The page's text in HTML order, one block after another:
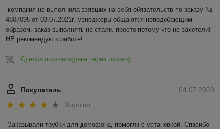
компания не выполнила взявших на себя обязательств по заказу №
4807095 от 03.07.2021г, менеджеры общаются неподобающим
образом, заказ выполнять не стали, просто потому что не захотели!
НЕ рекомендую к работе!
Сделка подтверждена через корзину
04.07.2020
Покупатель
Хорошо
Заказывали трубки для домофона, помогли с установкой. Спасибо